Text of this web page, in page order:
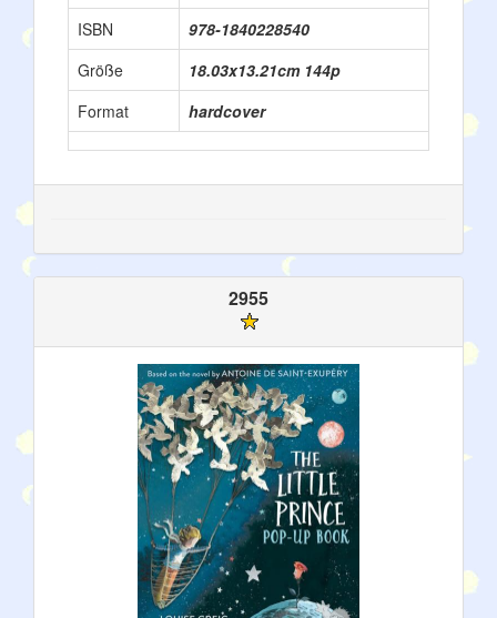
ISBN
978-1840228540
Größe
18.03x13.21cm 144p
Format
hardcover
2955